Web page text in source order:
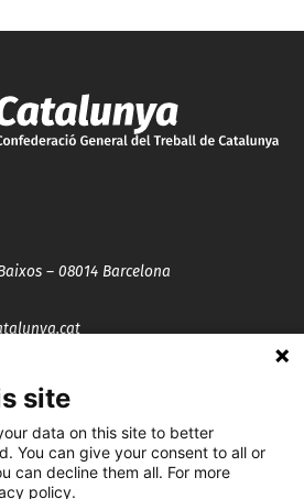
– 08014 Barcelona
site
data on this site to better
You can give your consent to all or
can decline them all. For more
policy.